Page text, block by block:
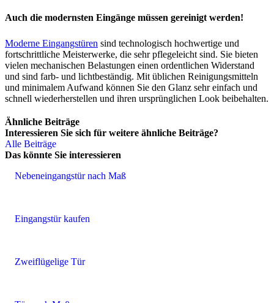
Auch die modernsten Eingänge müssen gereinigt werden!
Moderne Eingangstüren sind technologisch hochwertige und
fortschrittliche Meisterwerke, die sehr pflegeleicht sind. Sie bieten
vielen mechanischen Belastungen einen ordentlichen Widerstand
und sind farb- und lichtbeständig. Mit üblichen Reinigungsmitteln
und minimalem Aufwand können Sie den Glanz sehr einfach und
schnell wiederherstellen und ihren ursprünglichen Look beibehalten.
Ähnliche Beiträge
Interessieren Sie sich für weitere ähnliche Beiträge?
Alle Beiträge
Das könnte Sie interessieren
Nebeneingangstür nach Maß
Eingangstür kaufen
Zweiflügelige Tür